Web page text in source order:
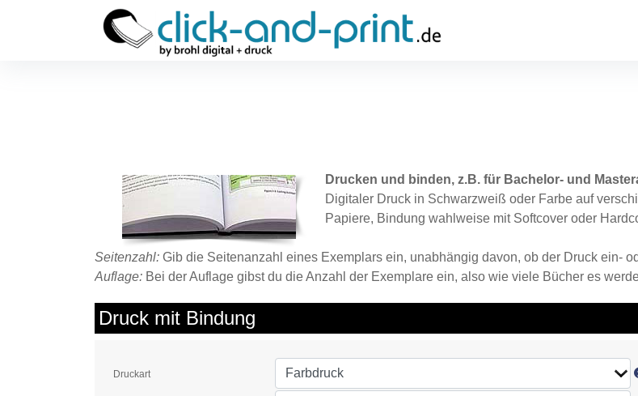
Drucken und binden, z.B. für Bachelor- und
Digitaler Druck in Schwarzweiß oder Farbe auf
Papiere, Bindung wahlweise mit Softcover oder
Seitenzahl: Gib die Seitenanzahl eines Exemplars ein, unabhängig davon, ob der Druck ein-
Auflage: Bei der Auflage gibst du die Anzahl der Exemplare ein, also wie viele Bücher es
Druck mit Bindung
Druckart